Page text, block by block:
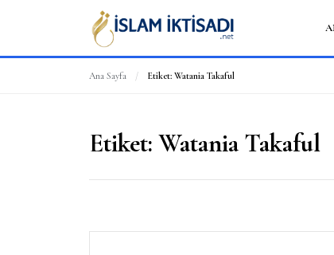
Ana Sayfa / Etiket: Watania Takaful
Etiket: Watania Takaful